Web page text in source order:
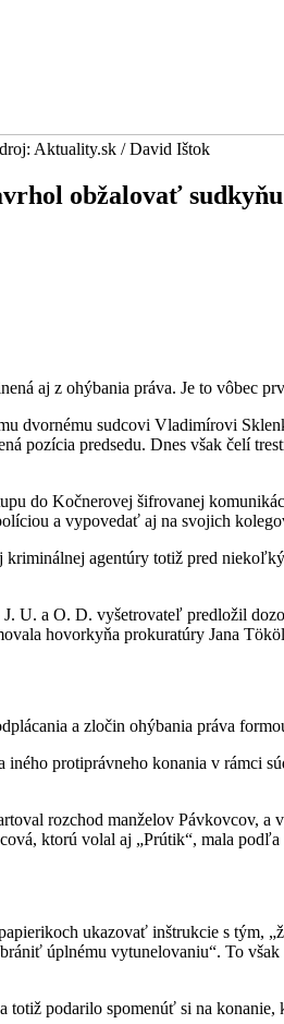
Aktuality.sk / David Ištok
obžalovať
aj z ohýbania práva. Je to vôbec
dvornému sudcovi Vladimírovi
pozícia predsedu. Dnes však čelí
do Kočnerovej šifrovanej
a vypovedať aj na svojich
agentúry totiž pred
U. a O. D. vyšetrovateľ predložil
hovorkyňa prokuratúry Jana
a zločin ohýbania práva
protiprávneho konania v rámci
rozchod manželov Pávkovcov,
ktorú volal aj „Prútik“, mala
ukazovať inštrukcie s tým,
úplnému vytunelovaniu“. To
totiž podarilo spomenúť si na